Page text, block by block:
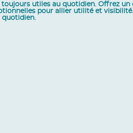
utiles au quotidien. Offrez un
pour allier utilité et
quotidien.